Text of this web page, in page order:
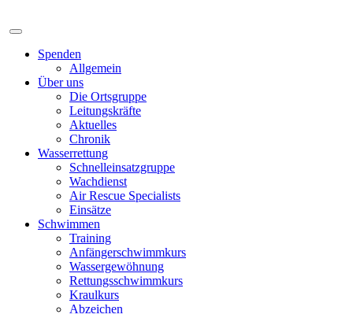
Spenden
Allgemein
Über uns
Die Ortsgruppe
Leitungskräfte
Aktuelles
Chronik
Wasserrettung
Schnelleinsatzgruppe
Wachdienst
Air Rescue Specialists
Einsätze
Schwimmen
Training
Anfängerschwimmkurs
Wassergewöhnung
Rettungsschwimmkurs
Kraulkurs
Abzeichen